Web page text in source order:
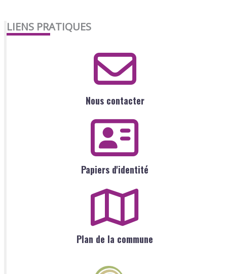
LIENS PRATIQUES
Nous contacter
Papiers d'identité
Plan de la commune